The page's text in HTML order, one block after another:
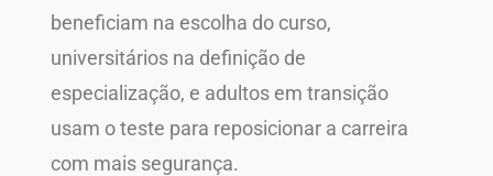
beneficiam na escolha do curso,
universitários na definição de
especialização, e adultos em transição
usam o teste para reposicionar a carreira
com mais segurança.